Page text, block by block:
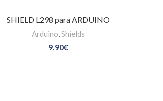
SHIELD L298 para ARDUINO
Arduino,Shields
9.90€